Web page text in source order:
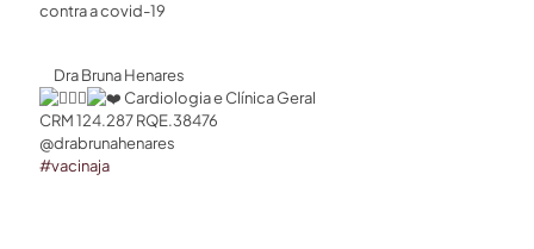
contra a covid-19
⠀ Dra Bruna Henares⁣
Cardiologia ⁣e Clínica Geral
CRM 124.287 RQE.38476 ⁣
@drabrunahenares
#vacinaja